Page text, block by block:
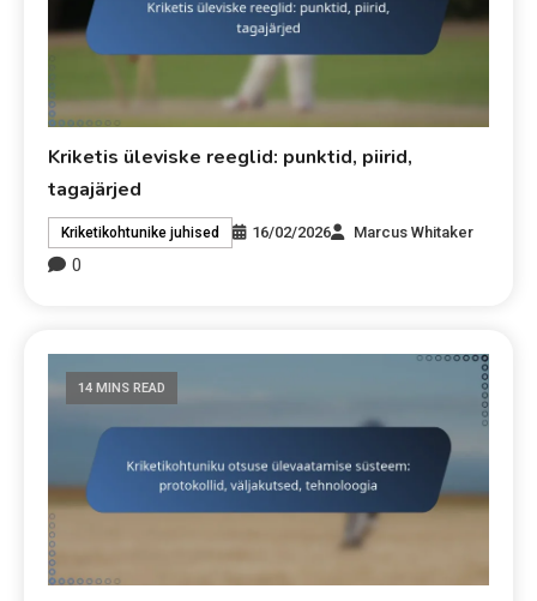
Kriketis üleviske reeglid: punktid, piirid,
tagajärjed
Kriketikohtunike juhised 16/02/2026 Marcus Whitaker
0
14 MINS READ